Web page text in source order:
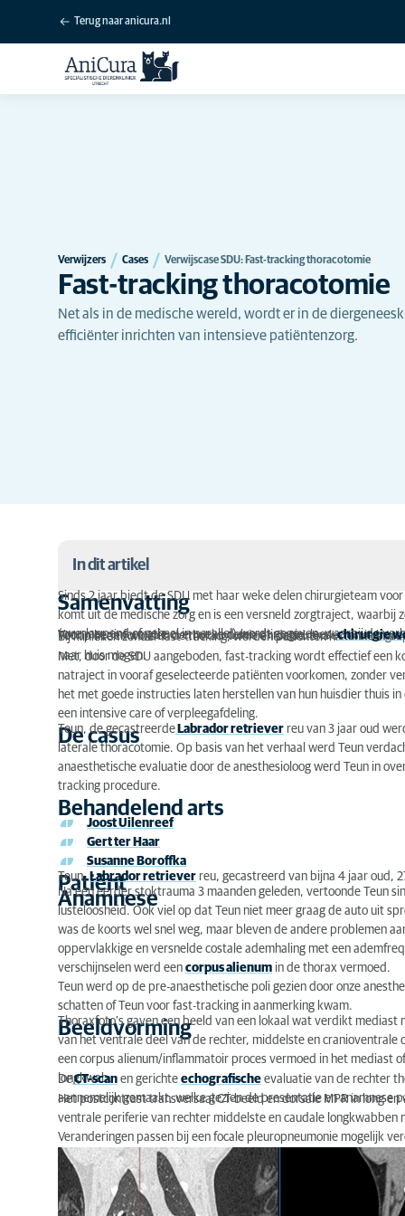
Terug naar anicura.nl
Verwijzers Cases Verwijscase SDU: Fast-tracking thoracotomie
Fast-tracking thoracotomie
Net als in de medische wereld, wordt er in de
efficiënter inrichten van intensieve patiëntenzorg.
In dit artikel
Samenvatting
De casus
Behandelend arts
Patiënt
Anamnese
Beeldvorming
Bevindingen
Diagnose
Behandeling & therapie
Conclusie
Samenvatting
Sinds 2 jaar biedt de SDU met haar weke delen chirurgieteam
komt uit de medische zorg en is een versneld zorgtraject,
(overlappend of geheel in parallel) wordt gegeven, waarbij de
Voor meer informatie over weke delen chirurgie, lees:chirurgie
Tot op heden worden de thoracotomie en de adrenalectomie
Bij klinieken zonder fast-tracking, worden patiënten na
naar huis mogen.
Met, door de SDU aangeboden, fast-tracking wordt effectief een
natraject in vooraf geselecteerde patiënten voorkomen, zonder
het met goede instructies laten herstellen van hun huisdier thuis
een intensive care of verpleegafdeling.
De casus
Teun, de gecastreerde Labrador retriever reu van 3 jaar oud
laterale thoracotomie. Op basis van het verhaal werd Teun
anaesthetische evaluatie door de anesthesioloog werd Teun in
tracking procedure.
Behandelend arts
Joost Uilenreef
Gert ter Haar
Susanne Boroffka
Patiënt
Teun, Labrador retriever reu, gecastreerd van bijna 4 jaar oud,
Anamnese
Na een eerder stoktrauma 3 maanden geleden, vertoonde Teun
lusteloosheid. Ook viel op dat Teun niet meer graag de auto uit
was de koorts wel snel weg, maar bleven de andere problemen
oppervlakkige en versnelde costale ademhaling met een
verschijnselen werd een corpus alienum in de thorax vermoed.
Teun werd op de pre-anaesthetische poli gezien door onze
schatten of Teun voor fast-tracking in aanmerking kwam.
Beeldvorming
Thoraxfoto’s gaven een beeld van een lokaal wat verdikt
van het ventrale deel van de rechter, middelste en cranioventrale
een corpus alienum/inflammatoir proces vermoed in het mediast
longkwab.
DeCT-scan en gerichte echografische evaluatie van de rechter
aannemelijk gemaakt, welke gezien de presentatie en anamnese
Het postcontrast transversaal CT-beeld en dorsale MPR in long
ventrale periferie van rechter middelste en caudale
Veranderingen passen bij een focale pleuropneumonie mogelijk